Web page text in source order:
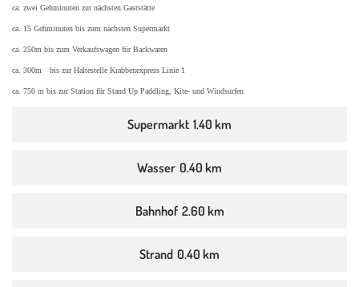
ca. zwei Gehminuten zur nächsten Gaststätte
ca. 15 Gehminuten bis zum nächsten Supermarkt
ca. 250m bis zum Verkaufswagen für Backwaren
ca. 300m bis zur Haltestelle Krabbenexpress Linie 1
ca. 750 m bis zur Station für Stand Up Paddling, Kite- und Windsurfen
Supermarkt 1.40 km
Wasser 0.40 km
Bahnhof 2.60 km
Strand 0.40 km